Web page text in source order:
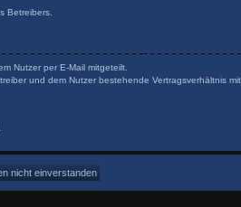
Betreibers.
Nutzer per E-Mail mitgeteilt.
und dem Nutzer bestehende Vertragsverhältnis mit